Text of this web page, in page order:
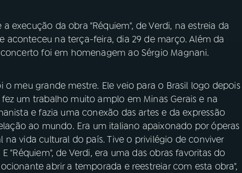
execução da obra "Réquiem", de Verdi, na estreia da
aconteceu na terça-feira, dia 29 de março. Além da
foi em homenagem ao Sérgio Magnani.
o meu grande mestre. Ele veio para o Brasil logo depois
um trabalho muito amplo em Minas Gerais e na
e fazia uma conexão das artes e da expressão
ao mundo. Era um italiano apaixonado por óperas
vida cultural do país. Tive o privilégio de conviver
"Réquiem", de Verdi, era uma das obras favoritas do
abrir a temporada e reestreiar com esta obra",